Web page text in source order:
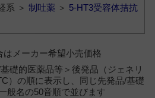
系 ＞制吐薬 ＞ 5-HT3受容体拮抗
メーカー希望小売価格
礎的医薬品等＞後発品（ジェネリ
）の順に表示し、同じ先発品/基礎
般名の50音順で並びます